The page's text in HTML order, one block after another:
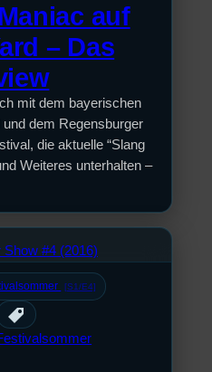
auf
– Das
mit dem bayerischen
dem Regensburger
die aktuelle “Slang
Weiteres unterhalten –
[S1/E4]